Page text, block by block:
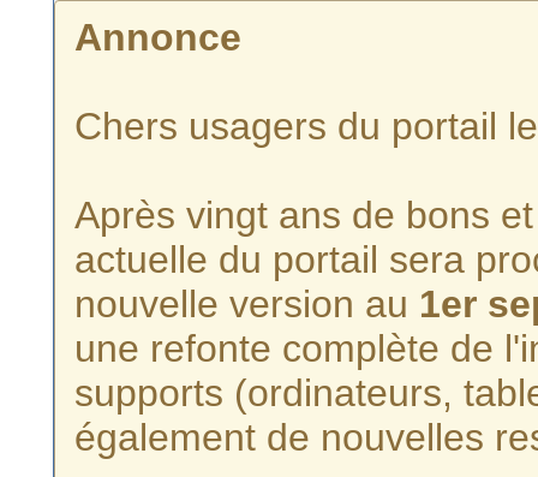
Annonce
Chers usagers du portail
Après vingt ans de bons
actuelle du portail sera
nouvelle version au 1er
une refonte complète de
supports (ordinateurs,
également de nouvelles